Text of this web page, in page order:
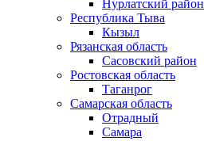
Нурлатский район
Республика Тыва
Кызыл
Рязанская область
Сасовский район
Ростовская область
Таганрог
Самарская область
Отрадный
Самара